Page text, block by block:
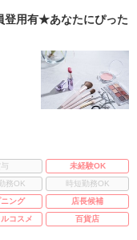
登用有★あなたにぴった
未経験OK
務OK
時短勤務OK
ング
店長候補
コスメ 百貨店